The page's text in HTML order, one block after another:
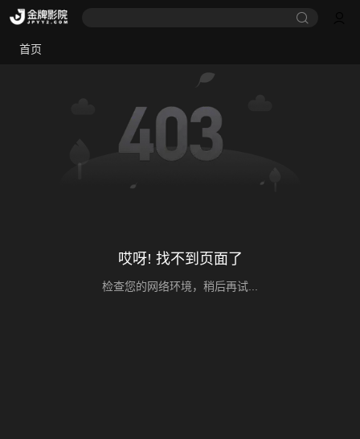
首页
哎呀! 找不到页面了
检查您的网络环境，稍后再试...